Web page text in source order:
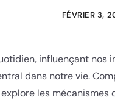
FÉVRIER 3,
influençant nos
dans notre vie.
les